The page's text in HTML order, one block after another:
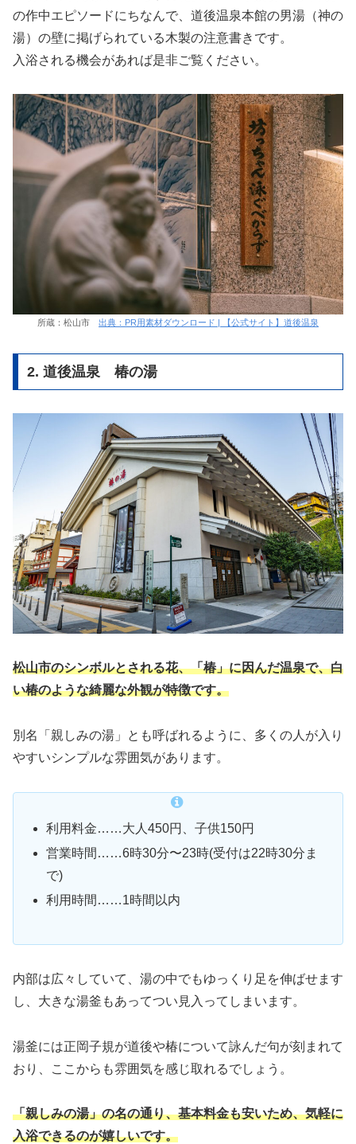
の作中エピソードにちなんで、道後温泉本館の男湯（神の
湯）の壁に掲げられている木製の注意書きです。
入浴される機会があれば是非ご覧ください。
所蔵：松山市 出典：PR用素材ダウンロード | 【公式サイト】道後温泉
2. 道後温泉 椿の湯
松山市のシンボルとされる花、「椿」に因んだ温泉で、白
い椿のような綺麗な外観が特徴です。
別名「親しみの湯」とも呼ばれるように、多くの人が入り
やすいシンプルな雰囲気があります。
利用料金……大人450円、子供150円
営業時間……6時30分〜23時(受付は22時30分ま
で)
利用時間……1時間以内
内部は広々していて、湯の中でもゆっくり足を伸ばせます
し、大きな湯釜もあってつい見入ってしまいます。
湯釜には正岡子規が道後や椿について詠んだ句が刻まれて
おり、ここからも雰囲気を感じ取れるでしょう。
「親しみの湯」の名の通り、基本料金も安いため、気軽に
入浴できるのが嬉しいです。